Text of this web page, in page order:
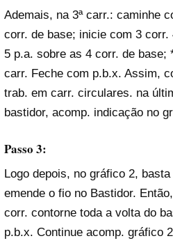
Ademais, na 3ª carr.: caminhe
corr. de base; inicie com 3
5 p.a. sobre as 4 corr. de base;
carr. Feche com p.b.x. Assim,
trab. em carr. circulares. na
bastidor, acomp. indicação no
Passo 3:
Logo depois, no gráfico 2,
emende o fio no Bastidor.
corr. contorne toda a volta do
p.b.x. Continue acomp. gráfico